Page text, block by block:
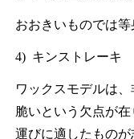
おおきいものでは等
4) キンストレーキ
ワックスモデルは
脆いという欠点が
運びに適したもの